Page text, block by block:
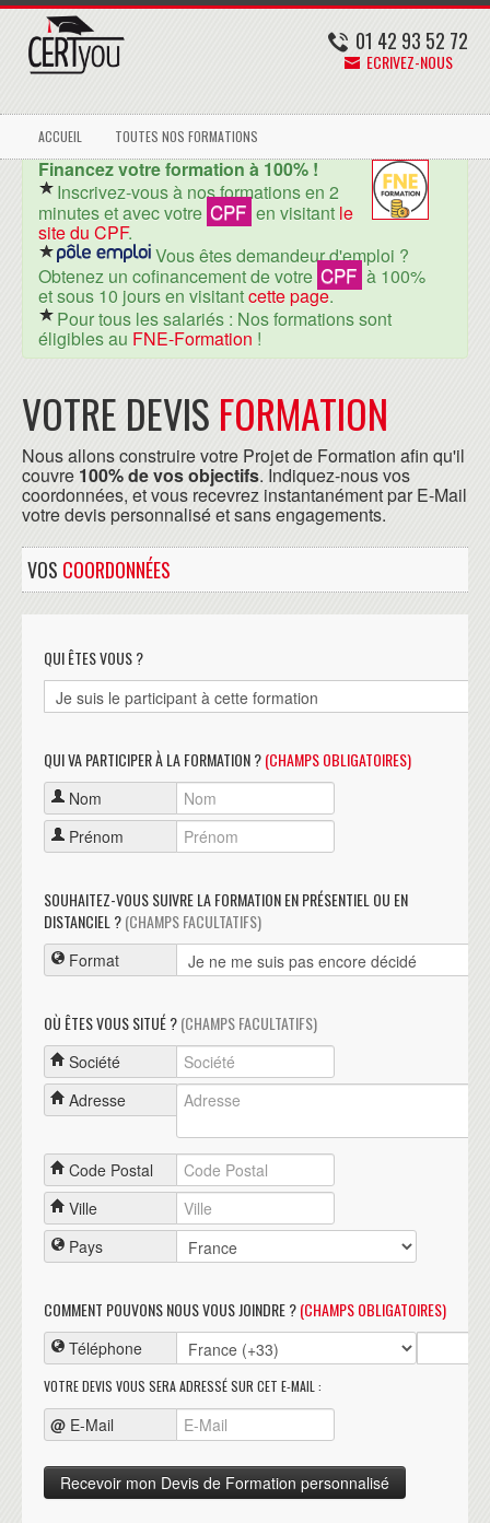
01 42 93 52 72
ECRIVEZ-NOUS
ACCUEIL TOUTES NOS FORMATIONS
Financez votre formation à 100% !
Inscrivez-vous à nos formations en 2
minutes et avec votre CPF en visitant le
site du CPF.
Vous êtes demandeur d'emploi ?
Obtenez un cofinancement de votre CPF à 100%
et sous 10 jours en visitantcette page.
Pour tous les salariés : Nos formations sont
éligibles au FNE-Formation !
VOTRE DEVIS FORMATION
Nous allons construire votre Projet de Formation afin qu'il
couvre 100% de vos objectifs. Indiquez-nous vos
coordonnées, et vous recevrez instantanément par E-Mail
votre devis personnalisé et sans engagements.
VOS COORDONNÉES
QUI ÊTES VOUS ?
QUI VA PARTICIPER À LA FORMATION ?(CHAMPS OBLIGATOIRES)
Nom
Prénom
SOUHAITEZ-VOUS SUIVRE LA FORMATION EN PRÉSENTIEL OU EN
DISTANCIEL ?(CHAMPS FACULTATIFS)
Format
OÙ ÊTES VOUS SITUÉ ?(CHAMPS FACULTATIFS)
Société
Adresse
Code Postal
Ville
Pays
COMMENT POUVONS NOUS VOUS JOINDRE ?(CHAMPS OBLIGATOIRES)
Téléphone
VOTRE DEVIS VOUS SERA ADRESSÉ SUR CET E-MAIL :
@ E-Mail